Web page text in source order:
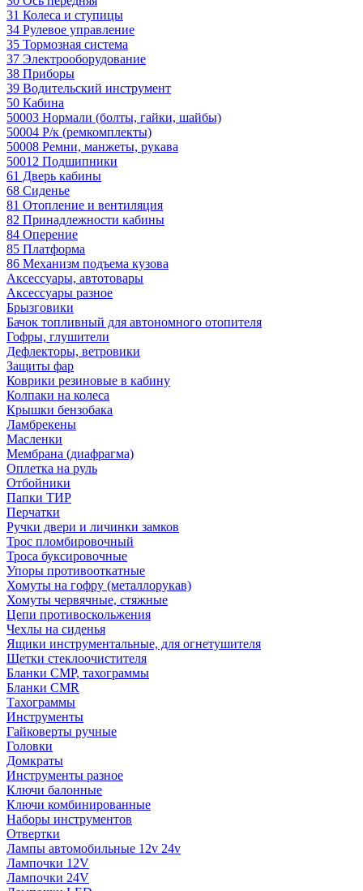
31 Колеса и ступицы
34 Рулевое управление
35 Тормозная система
37 Электрооборудование
38 Приборы
39 Водительский инструмент
50 Кабина
50003 Нормали (болты, гайки, шайбы)
50004 Р/к (ремкомплекты)
50008 Ремни, манжеты, рукава
50012 Подшипники
61 Дверь кабины
68 Сиденье
81 Отопление и вентиляция
82 Принадлежности кабины
84 Оперение
85 Платформа
86 Механизм подъема кузова
Аксессуары, автотовары
Аксессуары разное
Брызговики
Бачок топливный для автономного отопителя
Гофры, глушители
Дефлекторы, ветровики
Защиты фар
Коврики резиновые в кабину
Колпаки на колеса
Крышки бензобака
Ламбрекены
Масленки
Мембрана (диафрагма)
Оплетка на руль
Отбойники
Папки ТИР
Перчатки
Ручки двери и личинки замков
Трос пломбировочный
Троса буксировочные
Упоры противооткатные
Хомуты на гофру (металлорукав)
Хомуты червячные, стяжные
Цепи противоскольжения
Чехлы на сиденья
Ящики инструментальные, для огнетушителя
Щетки стеклоочистителя
Бланки СМР, тахограммы
Бланки CMR
Тахограммы
Инструменты
Гайковерты ручные
Головки
Домкраты
Инструменты разное
Ключи балонные
Ключи комбинированные
Наборы инструментов
Отвертки
Лампы автомобильные 12v 24v
Лампочки 12V
Лампочки 24V